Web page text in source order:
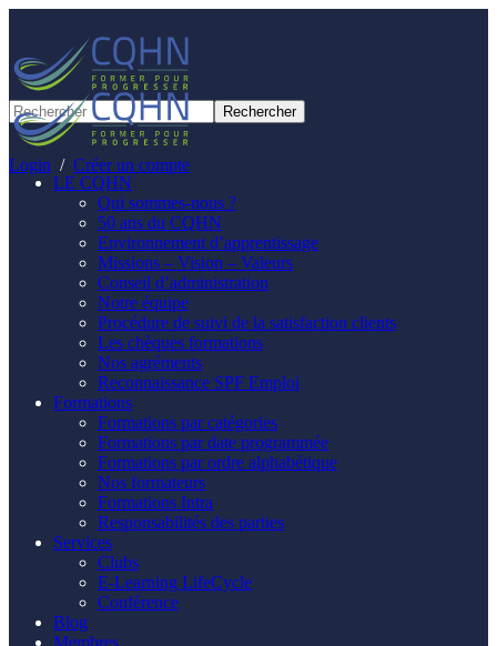
Login / Créer un compte
LE CQHN
Qui sommes-nous ?
50 ans du CQHN
Environnement d’apprentissage
Missions – Vision – Valeurs
Conseil d’administration
Notre équipe
Procédure de suivi de la satisfaction clients
Les chèques formations
Nos agréments
Reconnaissance SPF Emploi
Formations
Formations par catégories
Formations par date programmée
Formations par ordre alphabétique
Nos formateurs
Formations Intra
Responsabilités des parties
Services
Clubs
E-Learning LifeCycle
Conférence
Blog
Membres
Panneau de gestion des cookies